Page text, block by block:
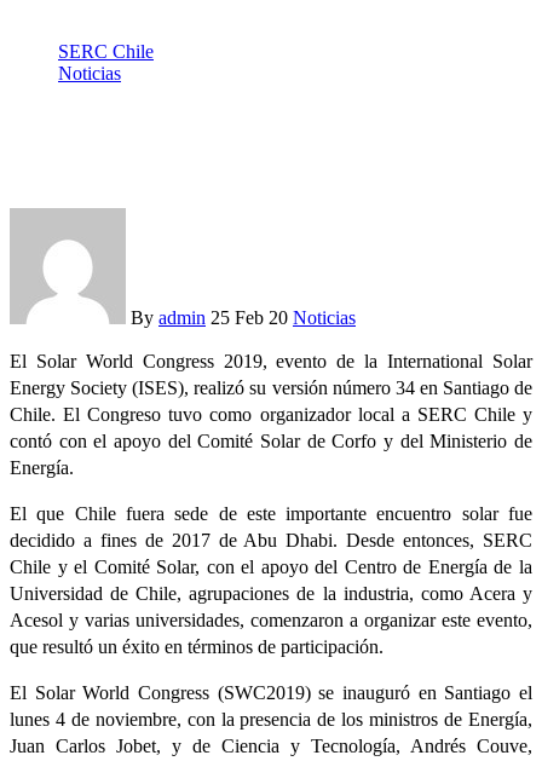
SERC Chile
Noticias
By admin 25 Feb 20 Noticias
El Solar World Congress 2019, evento de la International Solar
Energy Society (ISES), realizó su versión número 34 en Santiago de
Chile. El Congreso tuvo como organizador local a SERC Chile y
contó con el apoyo del Comité Solar de Corfo y del Ministerio de
Energía.
El que Chile fuera sede de este importante encuentro solar fue
decidido a fines de 2017 de Abu Dhabi. Desde entonces, SERC
Chile y el Comité Solar, con el apoyo del Centro de Energía de la
Universidad de Chile, agrupaciones de la industria, como Acera y
Acesol y varias universidades, comenzaron a organizar este evento,
que resultó un éxito en términos de participación.
El Solar World Congress (SWC2019) se inauguró en Santiago el
lunes 4 de noviembre, con la presencia de los ministros de Energía,
Juan Carlos Jobet, y de Ciencia y Tecnología, Andrés Couve,